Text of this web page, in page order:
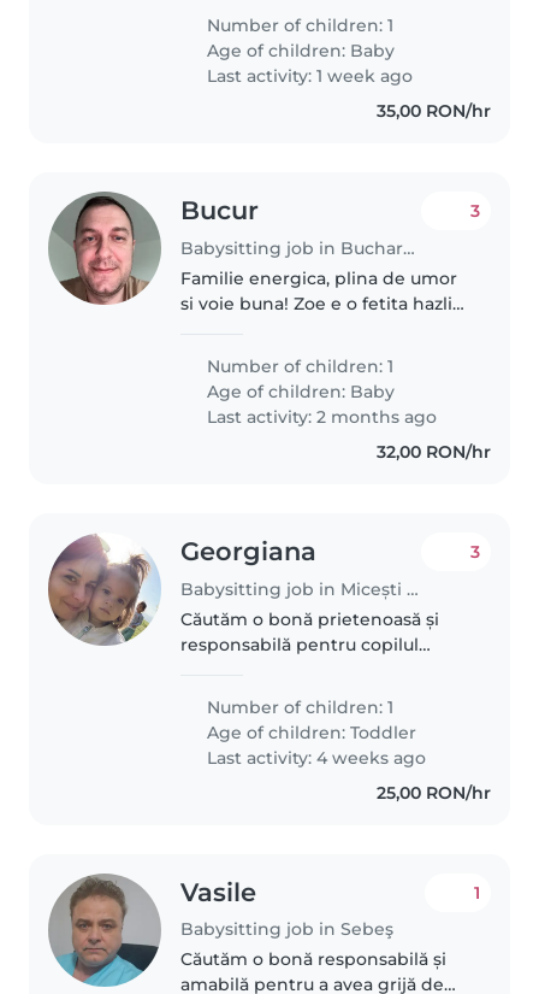
Ne-ar plăcea cineva care să fie
confortabil cu gătitul și treburile
casnice. Copilul nostru..
Number of children: 1
Age of children: Baby
Last activity: 1 week ago
35,00 RON/hr
Bucur
Babysitting job in Bucharest
3
Familie energica, plina de umor
si voie buna! Zoe e o fetita hazlie
Number of children: 1
Age of children: Baby
Last activity: 2 months ago
32,00 RON/hr
Georgiana
Babysitting job in Micești (Județul Alba)
3
Căutăm o bonă prietenoasă și
responsabilă pentru copilul
bonă care să fie confortabilă cu
animalele de companie și care..
Number of children: 1
Age of children:Toddler
Last activity: 4 weeks ago
25,00 RON/hr
Vasile
Babysitting job in Sebeş
1
Căutăm o bonă responsabilă și
amabilă pentru a avea grijă de